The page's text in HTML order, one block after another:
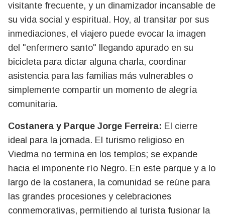
visitante frecuente, y un dinamizador incansable de
su vida social y espiritual. Hoy, al transitar por sus
inmediaciones, el viajero puede evocar la imagen
del "enfermero santo" llegando apurado en su
bicicleta para dictar alguna charla, coordinar
asistencia para las familias más vulnerables o
simplemente compartir un momento de alegría
comunitaria.
Costanera y Parque Jorge Ferreira: El cierre
ideal para la jornada. El turismo religioso en
Viedma no termina en los templos; se expande
hacia el imponente río Negro. En este parque y a lo
largo de la costanera, la comunidad se reúne para
las grandes procesiones y celebraciones
conmemorativas, permitiendo al turista fusionar la